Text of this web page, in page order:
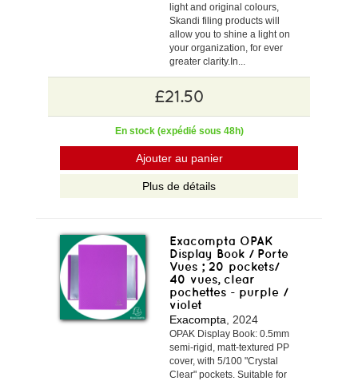
light and original colours,
Skandi filing products will
allow you to shine a light on
your organization, for ever
greater clarity.In...
£21.50
En stock (expédié sous 48h)
Ajouter au panier
Plus de détails
Exacompta OPAK
Display Book / Porte
Vues ; 20 pockets/
40 vues, clear
pochettes - purple /
violet
Exacompta , 2024
OPAK Display Book: 0.5mm
semi-rigid, matt-textured PP
cover, with 5/100 "Crystal
Clear" pockets. Suitable for